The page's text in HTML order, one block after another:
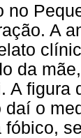
no
A
da
A figura
daí o
fóbico,